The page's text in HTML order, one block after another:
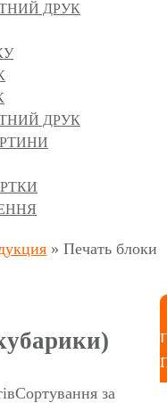
ДРУК
ДРУК
» Печать блоки
Сортування за